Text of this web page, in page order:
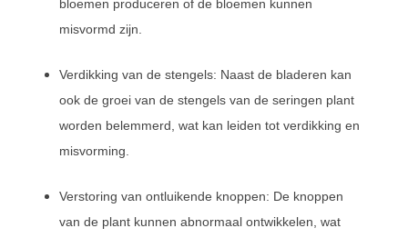
bloemen produceren of de bloemen kunnen
misvormd zijn.
Verdikking van de stengels: Naast de bladeren kan
ook de groei van de stengels van de seringen plant
worden belemmerd, wat kan leiden tot verdikking en
misvorming.
Verstoring van ontluikende knoppen: De knoppen
van de plant kunnen abnormaal ontwikkelen, wat